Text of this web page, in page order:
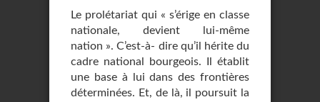
Le prolétariat qui « s’érige en classe
nationale, devient lui-même
nation ». C’est-à- dire qu’il hérite du
cadre national bourgeois. Il établit
une base à lui dans des frontières
déterminées. Et, de là, il poursuit la